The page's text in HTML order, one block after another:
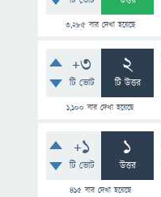
3,285বার দেখা হয়েছে
+3
টি ভোট
2
টি উত্তর
1,100 বার দেখা হয়েছে
+1
টি ভোট
1
উত্তর
415বার দেখা হয়েছে